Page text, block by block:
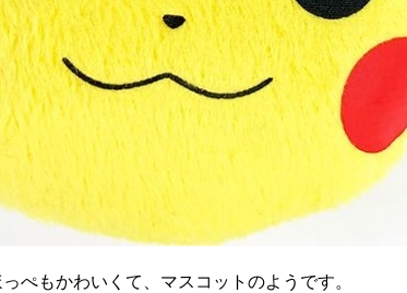
ぺもかわいくて、マスコットのようです。